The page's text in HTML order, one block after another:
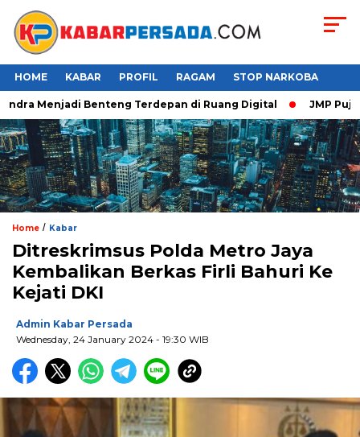
HOME KABAR PROFIL RAGAM STOP NARKOBA
Menjadi Benteng Terdepan di Ruang Digital JMP Puji
Home / Kabar
Ditreskrimsus Polda Metro Jaya
Kembalikan Berkas Firli Bahuri Ke
Kejati DKI
Admin Kabar Persada
Wednesday, 24 January 2024 - 19:30 WIB